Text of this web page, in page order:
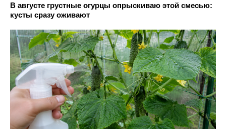
В августе грустные огурцы опрыскиваю этой смесью:
кусты сразу оживают